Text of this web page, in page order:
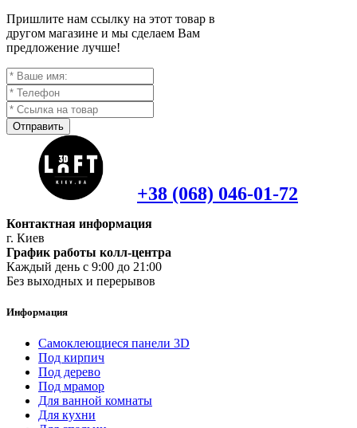
Пришлите нам ссылку на этот товар в
другом магазине и мы сделаем Вам
предложение лучше!
Отправить
+38 (068) 046-01-72
Контактная информация
г. Киев
График работы колл-центра
Каждый день с 9:00 до 21:00
Без выходных и перерывов
Информация
Самоклеющиеся панели 3D
Под кирпич
Под дерево
Под мрамор
Для ванной комнаты
Для кухни